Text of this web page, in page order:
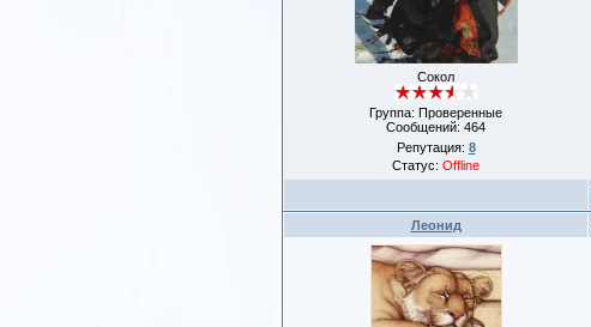
Сокол
Группа: Проверенные
Сообщений: 464
Репутация: 8
Статус: Offline
Леонид